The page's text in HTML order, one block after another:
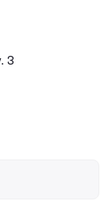
3